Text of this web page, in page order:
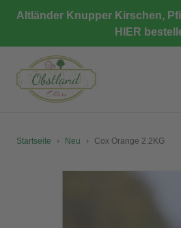
zumAltländer Knupper Kirschen,
HIER
Startseite › Neu › Cox Orange 2.2KG